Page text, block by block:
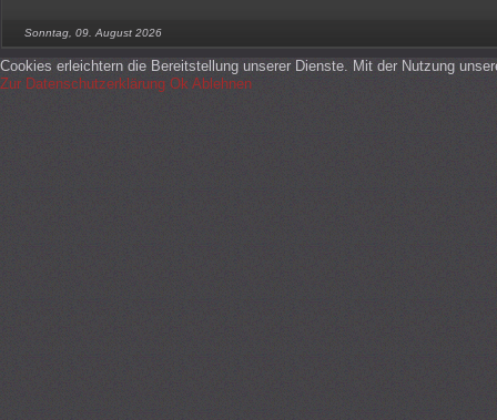
Sonntag, 09. August 2026
Cookies erleichtern die Bereitstellung unserer Dienste. Mit der Nutzung
Zur Datenschutzerklärung Ok Ablehnen